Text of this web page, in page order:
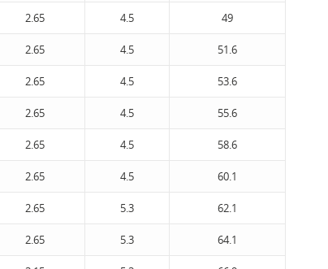
2.65 4.5 49
2.65 4.5 51.6
2.65 4.5 53.6
2.65 4.5 55.6
2.65 4.5 58.6
2.65 4.5 60.1
2.65 5.3 62.1
2.65 5.3 64.1